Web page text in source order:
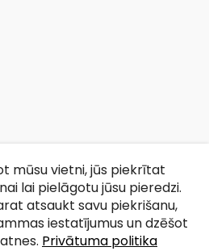
mūsu vietni, jūs piekrītat
lai pielāgotu jūsu pieredzi.
atsaukt savu piekrišanu,
iestatījumus un dzēšot
Privātuma politika